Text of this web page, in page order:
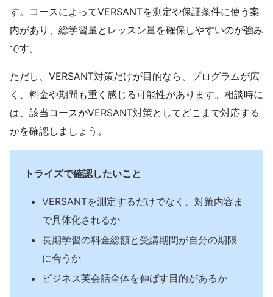
す。コースによってVERSANTを測定や保証条件に使う案
内があり、総学習量とレッスン量を確保しやすいのが強み
です。
ただし、VERSANT対策だけが目的なら、プログラムが広
く、料金や期間も重く感じる可能性があります。相談時に
は、該当コースがVERSANT対策としてどこまで対応する
かを確認しましょう。
トライズで確認したいこと
VERSANTを測定するだけでなく、対策内容ま
で具体化されるか
長期学習の料金総額と受講期間が自分の期限
に合うか
ビジネス英会話全体を伸ばす目的があるか